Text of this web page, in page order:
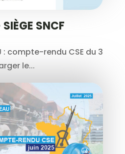
SNCF
: compte-rendu CSE du 3
le...